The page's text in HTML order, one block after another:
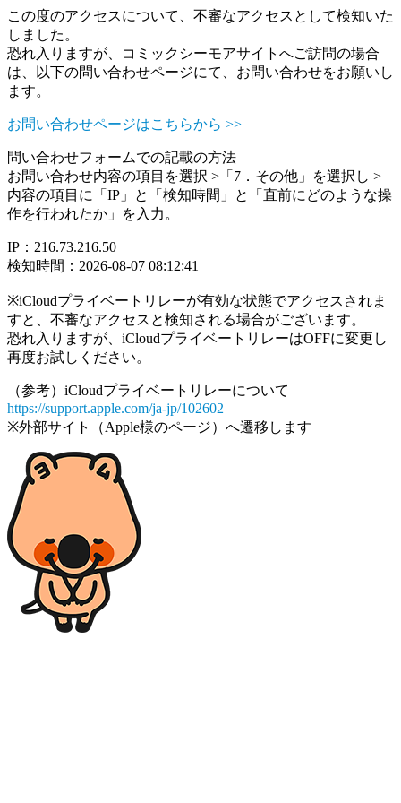
この度のアクセスについて、不審なアクセスとして検知いた
しました。
恐れ入りますが、コミックシーモアサイトへご訪問の場合
は、以下の問い合わせページにて、お問い合わせをお願いし
ます。
お問い合わせページはこちらから >>
問い合わせフォームでの記載の方法
お問い合わせ内容の項目を選択 >「7．その他」を選択し >
内容の項目に「IP」と「検知時間」と「直前にどのような操
作を行われたか」を入力。
IP：216.73.216.50
検知時間：2026-08-07 08:12:41
※iCloudプライベートリレーが有効な状態でアクセスされま
すと、不審なアクセスと検知される場合がございます。
恐れ入りますが、iCloudプライベートリレーはOFFに変更し
再度お試しください。
（参考）iCloudプライベートリレーについて
https://support.apple.com/ja-jp/102602
※外部サイト（Apple様のページ）へ遷移します